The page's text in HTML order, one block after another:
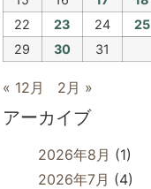
22
23 24 25
29
30 31
« 12月 2月 »
アーカイブ
2026年8月 (1)
2026年7月 (4)